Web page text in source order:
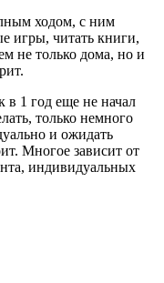
ходом, с ним
игры, читать книги,
не только дома, но и
в 1 год еще не начал
только немного
и ожидать
Многое зависит от
индивидуальных